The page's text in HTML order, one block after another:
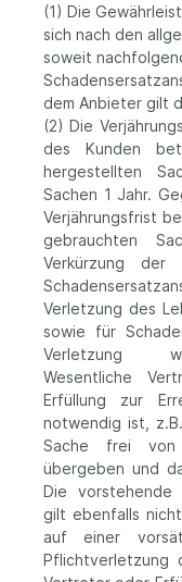
(1) Die
sich nach den
soweit
dem Anbieter gilt
(2) Die
des Kunden
hergestellten
Sachen 1 Jahr.
Verjährungsfrist
gebrauchten
Verkürzung der
Verletzung des
sowie für
Verletzung
Wesentliche
Erfüllung zur
notwendig ist,
Sache frei von
übergeben und
Die vorstehende
gilt ebenfalls
auf einer
Pflichtverletzung